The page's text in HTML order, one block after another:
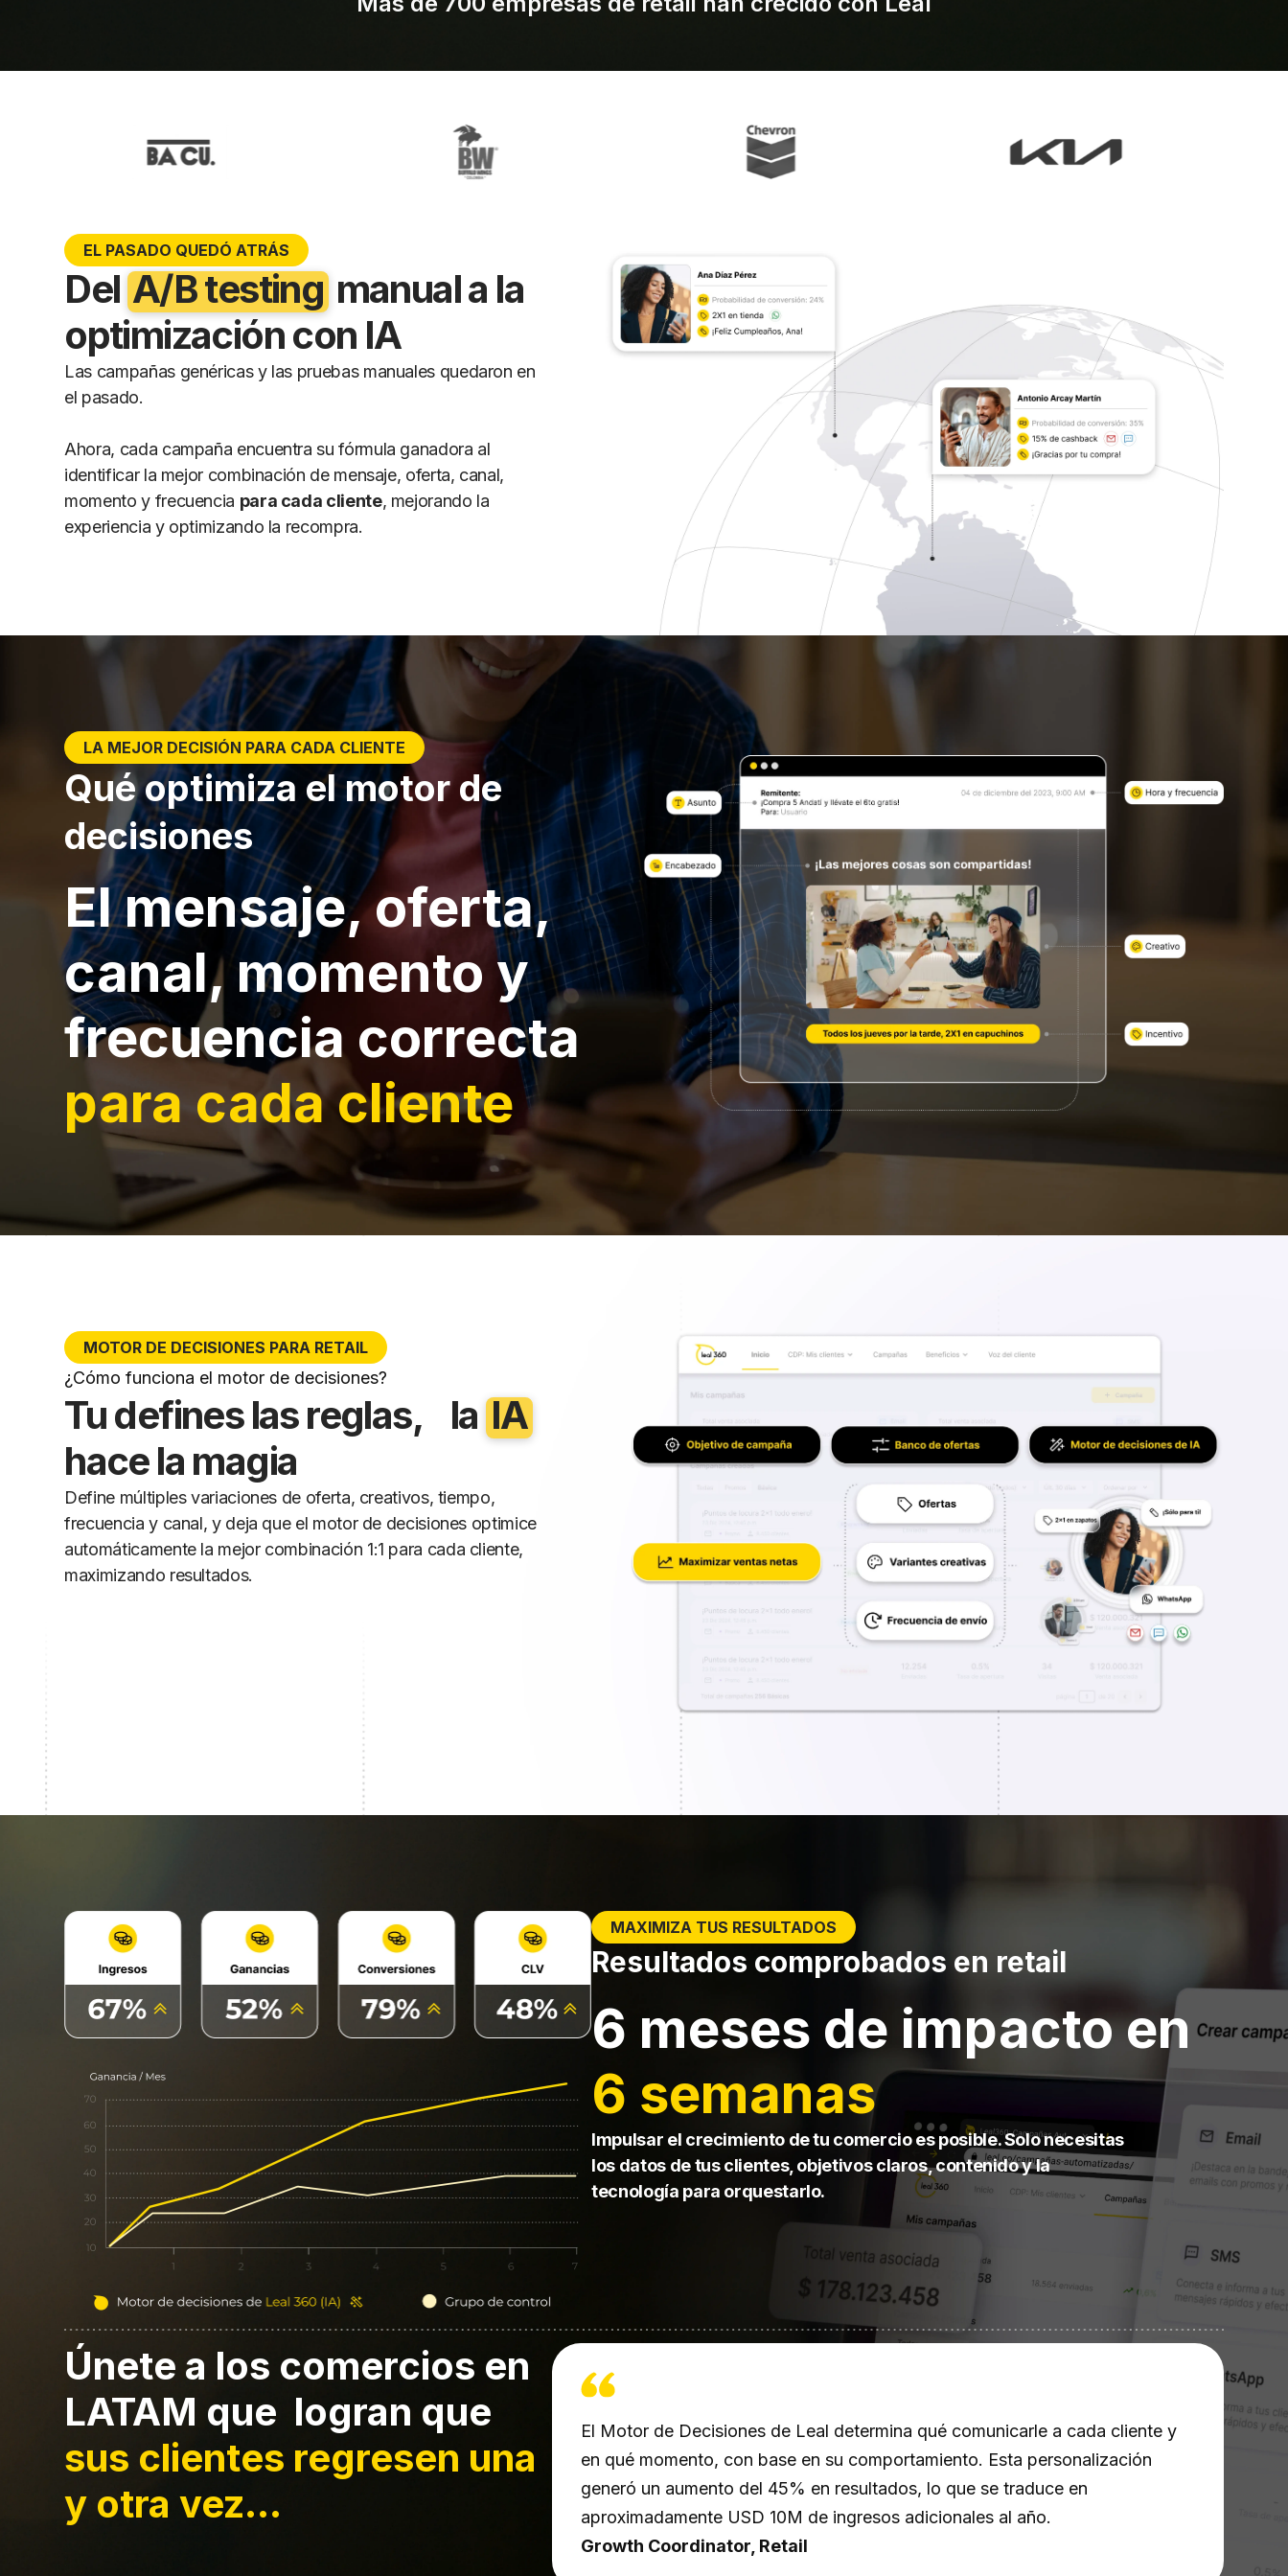
EL PASADO QUEDÓ ATRÁS
Del A/B testing manual a la
optimización con IA
Las campañas genéricas y las pruebas manuales quedaron en
el pasado.
Ahora, cada campaña encuentra su fórmula ganadora al
identificar la mejor combinación de mensaje, oferta, canal,
momento y frecuencia para cada cliente, mejorando la
experiencia y optimizando la recompra.
LA MEJOR DECISIÓN PARA CADA CLIENTE
Qué optimiza el motor de
decisiones
El mensaje, oferta,
canal, momento y
frecuencia correcta
para cada cliente
MOTOR DE DECISIONES PARA RETAIL
¿Cómo funciona el motor de decisiones?
Tu defines las reglas, la IA
hace la magia
Define múltiples variaciones de oferta, creativos, tiempo,
frecuencia y canal, y deja que el motor de decisiones optimice
automáticamente la mejor combinación 1:1 para cada cliente,
maximizando resultados.
MAXIMIZA TUS RESULTADOS
Resultados comprobados en retail
6 meses de impacto en
6 semanas
Impulsar el crecimiento de tu comercio es posible. Solo necesitas
los datos de tus clientes, objetivos claros, contenido y la
tecnología para orquestarlo.
Únete a los comercios en
LATAM que logran que
sus clientes regresen una
y otra vez...
El Motor de Decisiones de Leal determina qué comunicarle a cada cliente y
en qué momento, con base en su comportamiento. Esta personalización
generó un aumento del 45% en resultados, lo que se traduce en
aproximadamente USD 10M de ingresos adicionales al año.
Growth Coordinator, Retail